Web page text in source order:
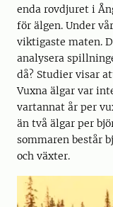
enda rovdjuret i
för älgen. Under
viktigaste maten.
analysera
då? Studier visar
Vuxna älgar var
vartannat år per
än två älgar per
sommaren består
och växter.